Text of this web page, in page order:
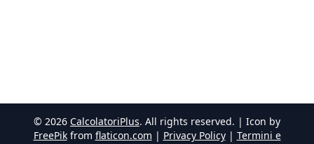
© 2026 CalcolatoriPlus. All rights reserved. | Icon by
FreePik from flaticon.com | Privacy Policy| Termini e